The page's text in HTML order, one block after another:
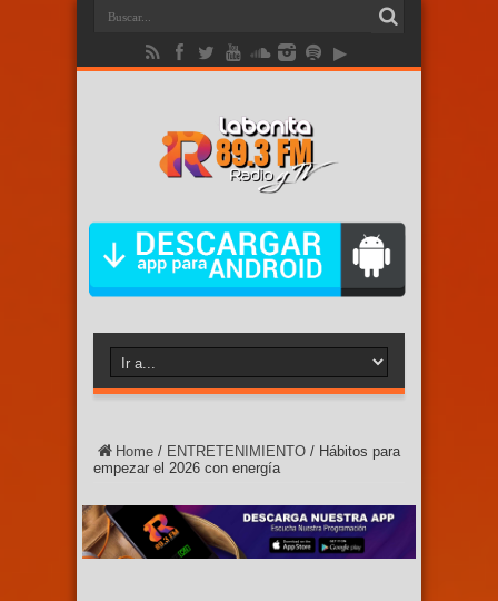
Home / ENTRETENIMIENTO / Hábitos para
empezar el 2026 con energía